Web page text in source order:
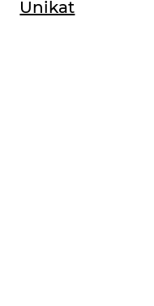
Unikat